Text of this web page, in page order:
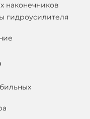
наконечников
гидроусилителя